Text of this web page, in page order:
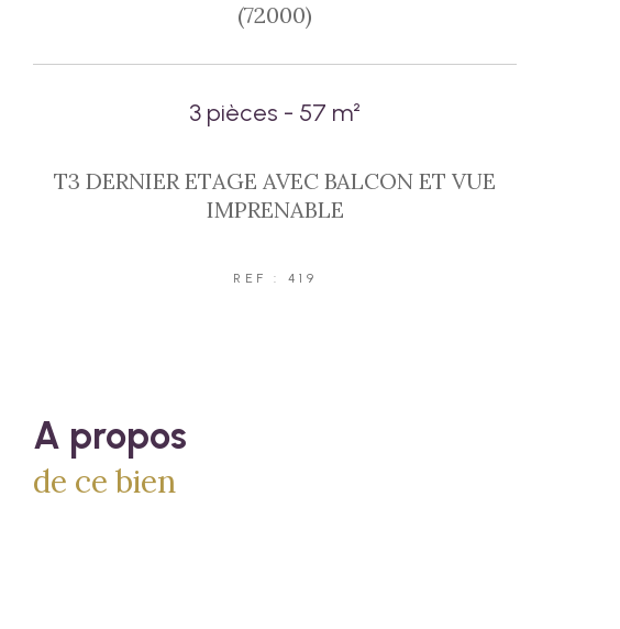
(72000)
3 pièces - 57 m²
T3 DERNIER ETAGE AVEC BALCON ET VUE
IMPRENABLE
REF : 419
a propos
de ce bien